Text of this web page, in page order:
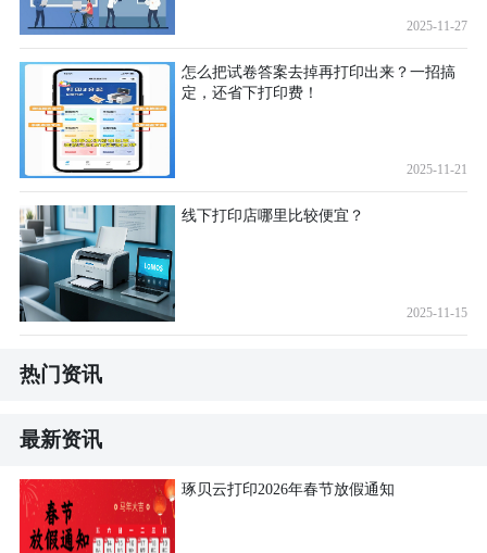
2025-11-27
怎么把试卷答案去掉再打印出来？一招搞
定，还省下打印费！
2025-11-21
线下打印店哪里比较便宜？
2025-11-15
热门资讯
最新资讯
琢贝云打印2026年春节放假通知